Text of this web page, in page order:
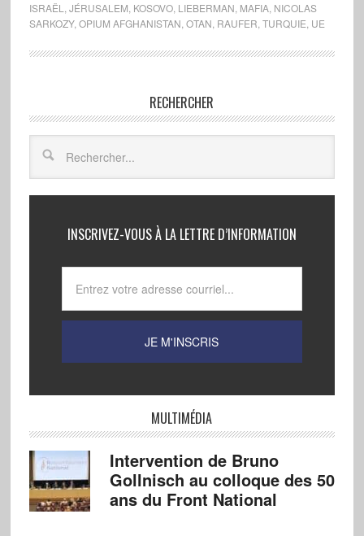
ISRAËL
JÉRUSALEM KOSOVO, LIEBERMAN MAFIA, NICOLAS
SARKOZY, OPIUM AFGHANISTAN OTAN RAUFER TURQUIE UE
RECHERCHER
INSCRIVEZ-VOUS À LA LETTRE D’INFORMATION
MULTIMÉDIA
Intervention de Bruno
Gollnisch au colloque des 50
ans du Front National